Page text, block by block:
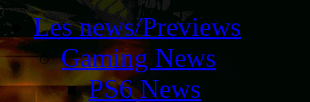
Les news/Previews
Gaming News
PS6 News